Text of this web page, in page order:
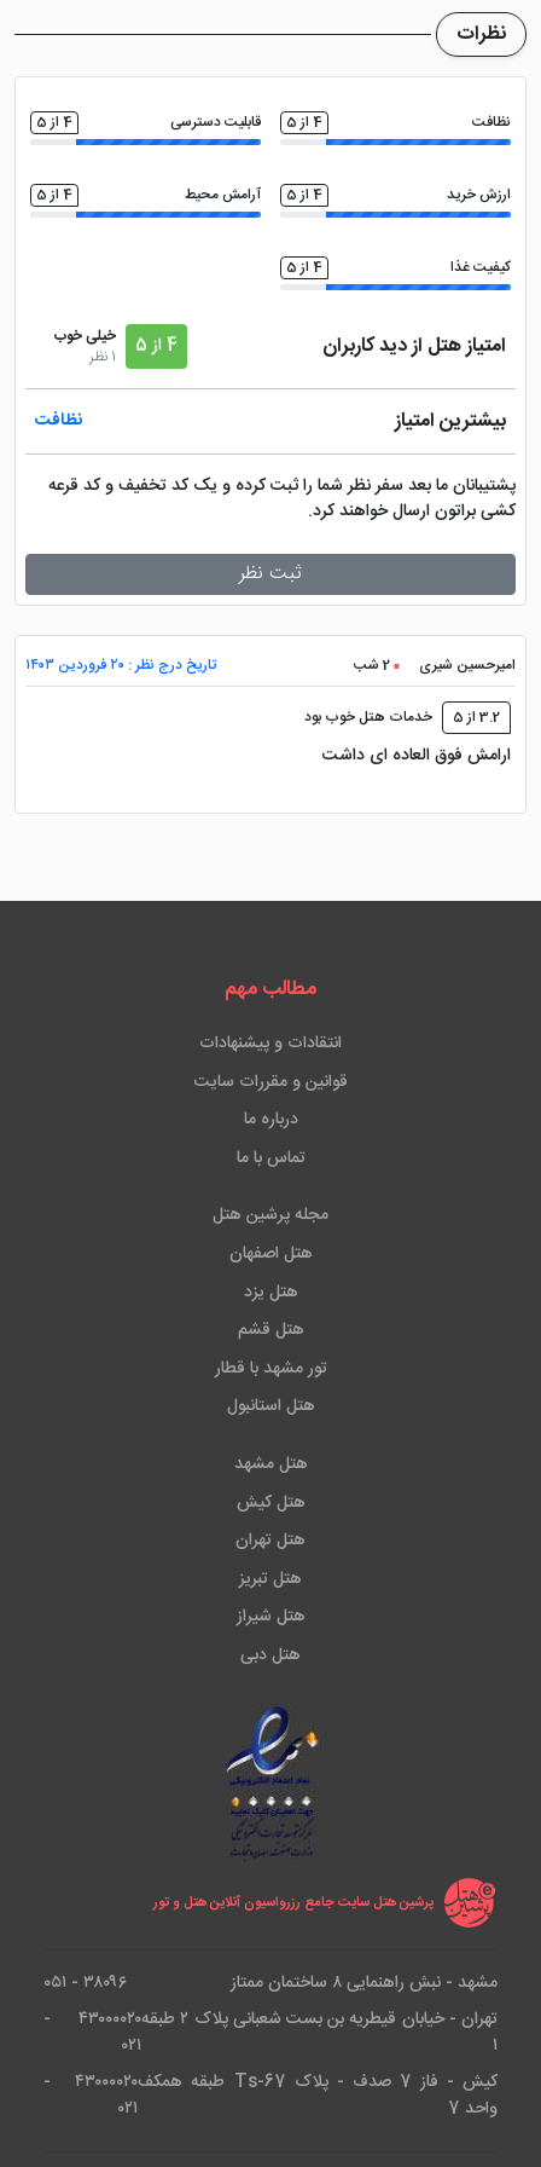
نظرات
نظافت 4 از 5 قابلیت دسترسی 4 از 5
ارزش خرید 4 از 5 آرامش محیط 4 از 5
کیفیت غذا 4 از 5
امتیاز هتل از دید کاربران 4 از 5
خیلی خوب
1 نظر
بیشترین امتیاز نظافت
پشتیبانان ما بعد سفر نظر شما را ثبت کرده و یک کد تخفیف و کد قرعه
کشی براتون ارسال خواهند کرد.
ثبت نظر
امیرحسین شیری 2 شب تاریخ درج نظر : ۲۰ فروردین ۱۴۰۳
3.2 از 5 خدمات هتل خوب بود
ارامش فوق العاده ای داشت
مطالب مهم
انتقادات و پیشنهادات
قوانین و مقررات سایت
درباره ما
تماس با ما
مجله پرشین هتل
هتل اصفهان
هتل یزد
هتل قشم
تور مشهد با قطار
هتل استانبول
هتل مشهد
هتل کیش
هتل تهران
هتل تبریز
هتل شیراز
هتل دبی
پرشین هتل سایت جامع رزرواسیون آنلاین هتل و تور
مشهد - نبش راهنمایی ۸ ساختمان ممتاز
۳۸۰۹۶ - ۰۵۱
تهران - خیابان قیطریه بن بست شعبانی پلاک ۲ طبقه
۱
۴۳۰۰۰۰۲۰ -
۰۲۱
کیش - فاز 7 صدف - پلاک Ts-67 طبقه همکف
واحد 7
۴۳۰۰۰۰۲۰ -
۰۲۱